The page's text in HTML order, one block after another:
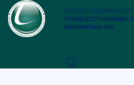
SZEGEDI
TERMÉSZETTUDOMÁNYI
INFORMATIKAI KAR